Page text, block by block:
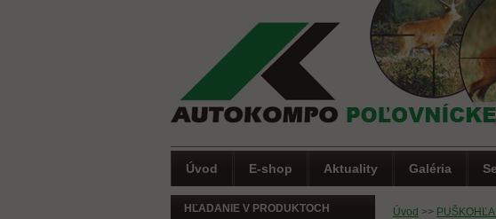
Úvod >>
HĽADANIE V PRODUKTOCH
Úvod E-shop Aktuality Galéria